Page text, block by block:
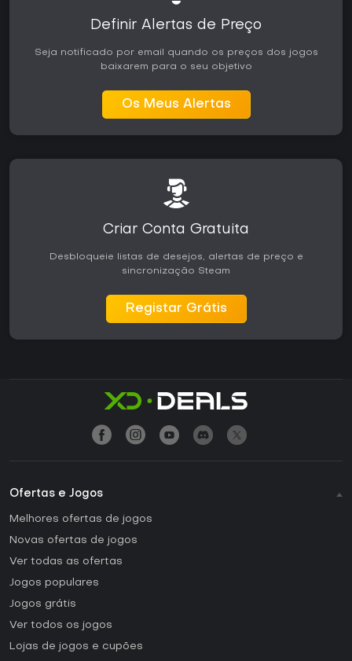
Definir Alertas de Preço
Seja notificado por email quando os preços dos jogos
baixarem para o seu objetivo
Os Meus Alertas
Criar Conta Gratuita
Desbloqueie listas de desejos, alertas de preço e
sincronização Steam
Registar Grátis
Ofertas e Jogos
Melhores ofertas de jogos
Novas ofertas de jogos
Ver todas as ofertas
Jogos populares
Jogos grátis
Ver todos os jogos
Lojas de jogos e cupões